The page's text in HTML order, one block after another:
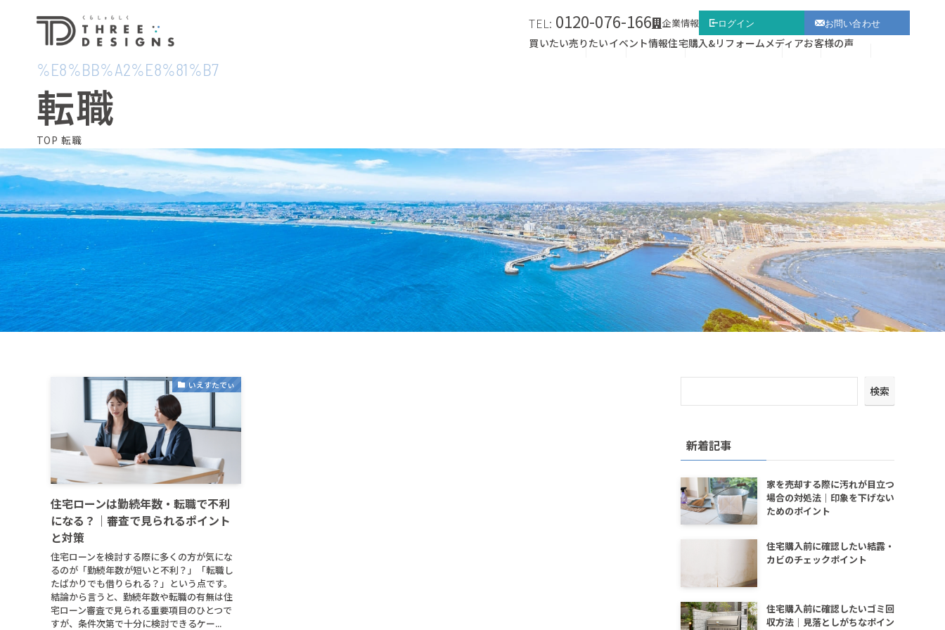
TEL: 0120-076-166 企業情報 ログイン お問い合わせ
買いたい売りたいイベント情報住宅購入&リフォームメディアお客様の声
%E8%BB%A2%E8%81%B7
転職
TOP 転職
いえすたでぃ
住宅ローンは勤続年数・転職で不利
になる？｜審査で見られるポイント
と対策
住宅ローンを検討する際に多くの方が気にな
るのが「勤続年数が短いと不利？」「転職し
たばかりでも借りられる？」という点です。
結論から言うと、勤続年数や転職の有無は住
宅ローン審査で見られる重要項目のひとつで
すが、条件次第で十分に検討できるケー...
検索
新着記事
家を売却する際に汚れが目立つ
場合の対処法｜印象を下げない
ためのポイント
住宅購入前に確認したい結露・
カビのチェックポイント
住宅購入前に確認したいゴミ回
収方法｜見落としがちなポイン